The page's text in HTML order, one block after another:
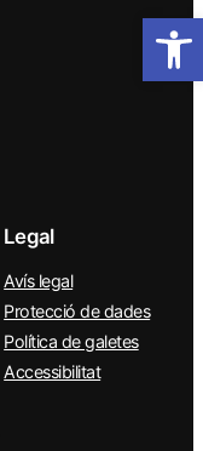
Legal
Avís legal
Protecció de dades
Política de galetes
Accessibilitat
Obre